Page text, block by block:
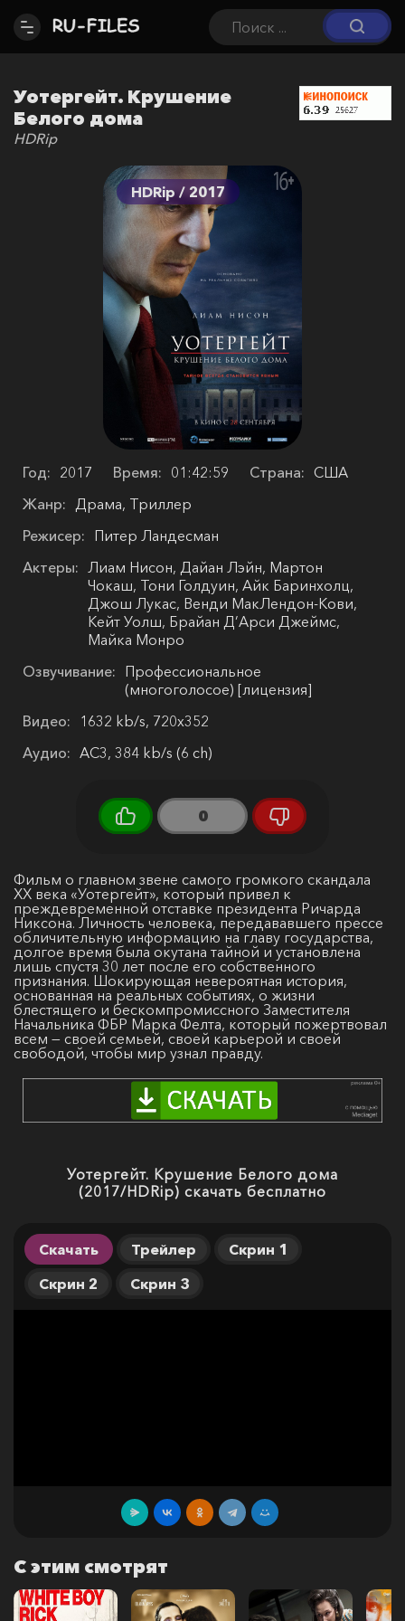
Уотергейт. Крушение
Белого дома
HDRip
HDRip / 2017
Год: 2017 Время: 01:42:59 Страна: США
Жанр: Драма, Триллер
Режисер: Питер Ландесман
Актеры: Лиам Нисон, Дайан Лэйн, Мартон
Чокаш, Тони Голдуин, Айк Баринхолц,
Джош Лукас, Венди МакЛендон-Кови,
Кейт Уолш, Брайан Д’Арси Джеймс,
Майка Монро
Озвучивание: Профессиональное
(многоголосое) [лицензия]
Видео:
1632 kb/s, 720x352
Аудио: AC3, 384 kb/s (6 ch)
0
Фильм о главном звене самого громкого скандала
ХХ века «Уотергейт», который привел к
преждевременной отставке президента Ричарда
Никсона. Личность человека, передававшего прессе
обличительную информацию на главу государства,
долгое время была окутана тайной и установлена
лишь спустя 30 лет после его собственного
признания. Шокирующая невероятная история,
основанная на реальных событиях, о жизни
блестящего и бескомпромиссного Заместителя
Начальника ФБР Марка Фелта, который пожертвовал
всем — своей семьей, своей карьерой и своей
свободой, чтобы мир узнал правду.
Уотергейт. Крушение Белого дома
(2017/HDRip) скачать бесплатно
Скачать Трейлер
Скрин 1
Скрин 2
Скрин 3
С этим смотрят